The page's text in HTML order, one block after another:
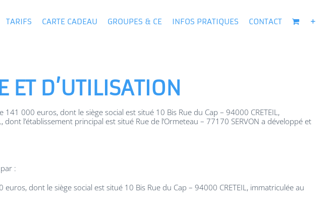
TARIFS CARTE CADEAU GROUPES & CE INFOS PRATIQUES CONTACT
ET D’UTILISATION
141 000 euros, dont le siège social est situé 10 Bis Rue du Cap – 94000 CRETEIL,
l’établissement principal est situé Rue de l’Ormeteau – 77170 SERVON a développé et
:
dont le siège social est situé 10 Bis Rue du Cap – 94000 CRETEIL, immatriculée au